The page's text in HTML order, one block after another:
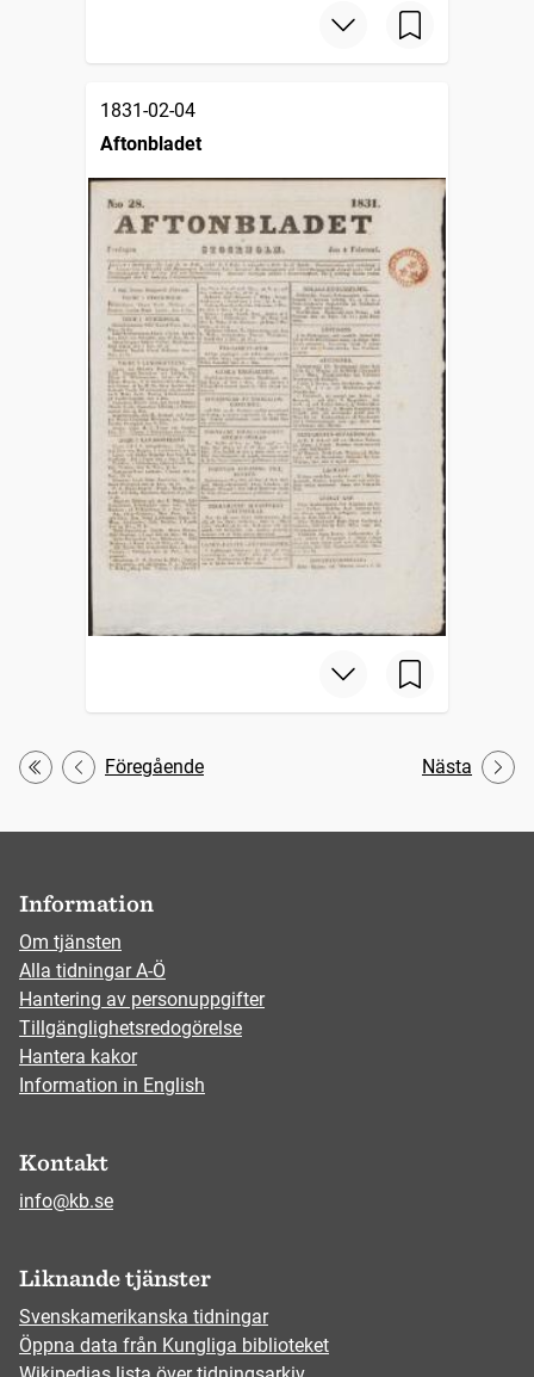
1831-02-04
Aftonbladet
Första
Föregående Nästa
Information
Om tjänsten
Alla tidningar A-Ö
Hantering av personuppgifter
Tillgänglighetsredogörelse
Hantera kakor
Information in English
Kontakt
info@kb.se
Liknande tjänster
Svenskamerikanska tidningar
Öppna data från Kungliga biblioteket